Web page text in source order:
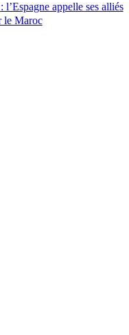
l’Espagne appelle ses alliés
le Maroc